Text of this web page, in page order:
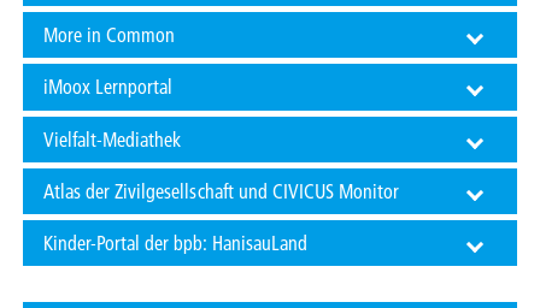
More in Common
iMoox Lernportal
Vielfalt-Mediathek
Atlas der Zivilgesellschaft und CIVICUS Monitor
Kinder-Portal der bpb: HanisauLand